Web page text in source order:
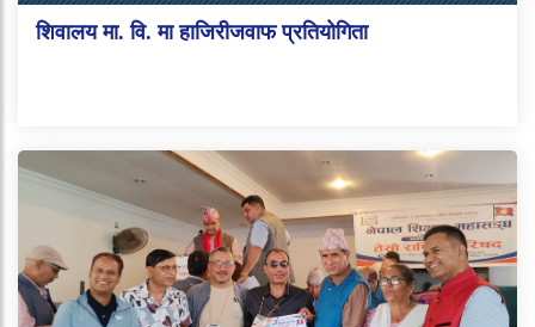
शिवालय मा. वि. मा हाजिरीजवाफ प्रतियोगिता